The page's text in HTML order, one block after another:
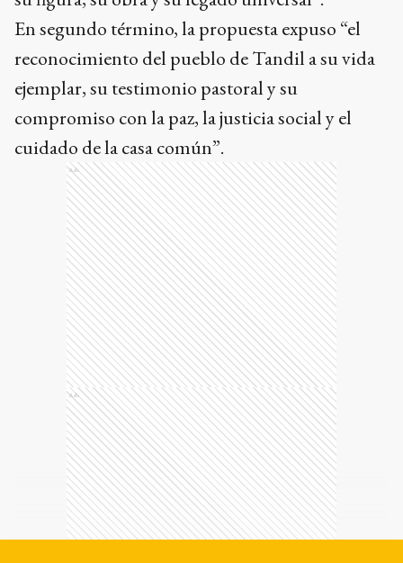
En segundo término, la propuesta expuso “el
reconocimiento del pueblo de Tandil a su vida
ejemplar, su testimonio pastoral y su
compromiso con la paz, la justicia social y el
cuidado de la casa común”.
Ads
Ads